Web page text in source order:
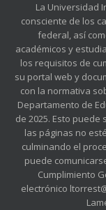
La Universidad
consciente de los
federal, así
académicos y
los requisitos de
su portal web y
con la normativa
Departamento de
de 2025. Esto
las páginas no
culminando el
puede
Cumplimiento
electrónico